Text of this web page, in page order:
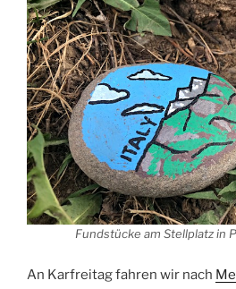
Fundstücke am Stellplatz in
An Karfreitag fahren wir nach